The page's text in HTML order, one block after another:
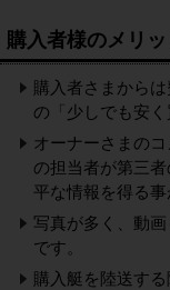
購入者様のメリッ
購入者さまから
の「少しでも安
オーナーさまの
の担当者が第三
平な情報を得る事
写真が多く、動
です。
購入艇を陸送す